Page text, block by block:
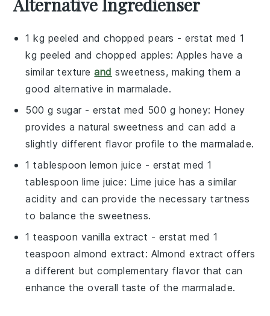
Alternative Ingredienser
1 kg peeled and chopped pears - erstat med 1
kg peeled and chopped apples: Apples have a
similar textureand sweetness, making them a
good alternative in marmalade.
500 g sugar - erstat med 500 g honey: Honey
provides a natural sweetness and can add a
slightly different flavor profile to the marmalade.
1 tablespoon lemon juice - erstat med1
tablespoon lime juice: Lime juice has a similar
acidity and can provide the necessary tartness
to balance the sweetness.
1 teaspoon vanilla extract - erstat med1
teaspoon almond extract: Almond extract offers
a different but complementary flavor that can
enhance the overall taste of the marmalade.